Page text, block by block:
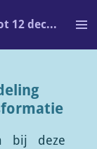
Deze website blijft bestaan tot 12 december en is al is veranderd in: edithbertrand.com
bij deze